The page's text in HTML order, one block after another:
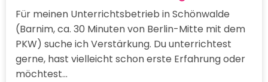
Für meinen Unterrichtsbetrieb in Schönwalde
(Barnim, ca. 30 Minuten von Berlin-Mitte mit dem
PKW) suche ich Verstärkung. Du unterrichtest
gerne, hast vielleicht schon erste Erfahrung oder
möchtest…